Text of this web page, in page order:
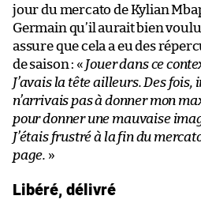
jour du mercato de Kylian
Germain qu’il aurait bien
assure que cela a eu des
de saison : « Jouer dans ce
J’avais la tête ailleurs. Des fois,
n’arrivais pas à donner mon
pour donner une mauvaise
J’étais frustré à la fin du
page. »
Libéré, délivré